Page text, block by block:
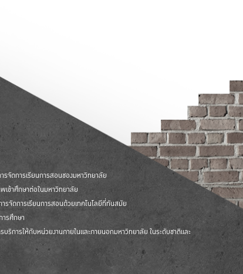
รจัดการเรียนการสอนชองมหาวิทยาลัย
ข้าศึกษาต่อในมหาวิทยาลัย
รจัดการเรียนการสอนด้วยเทคโนโลยีที่ทันสมัย
ารศึกษา
บริการให้กับหน่วยงานภายในและภายนอกมหาวิทยาลัย ในระดับชาติและ